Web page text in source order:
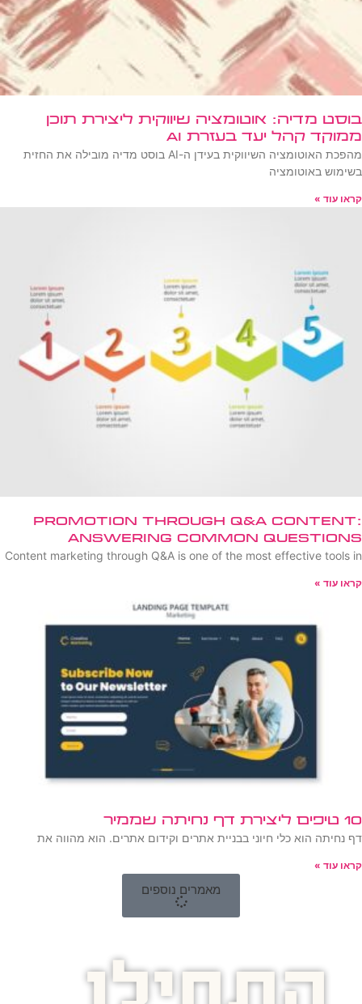
בוסט מדיה: אוטומציה שיווקית ליצירת תוכן
ממוקד קהל יעד בעזרת AI
מהפכת האוטומציה השיווקית בעידן ה-AI בוסט מדיה מובילה את החזית
בשימוש באוטומציה
קראו עוד »
Promotion Through Q&A Content:
Answering Common Questions
Content marketing through Q&A is one of the most effective tools in
קראו עוד »
10 טיפים ליצירת דף נחיתה שממיר
דף נחיתה הוא כלי חיוני בבניית אתרים וקידום אתרים. הוא מהווה את
קראו עוד »
מאמרים נוספים